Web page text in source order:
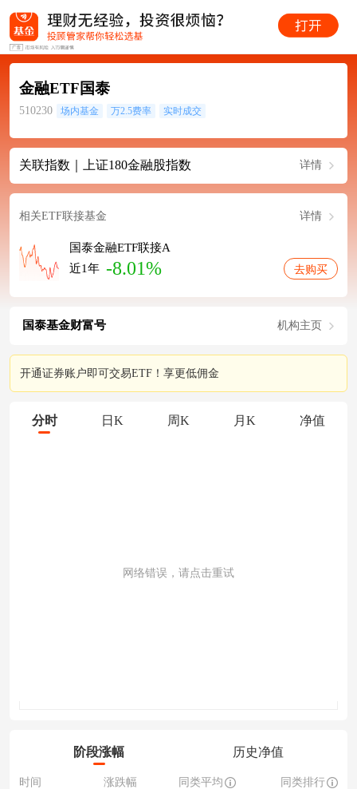
金融ETF国泰
510230 场内基金 万2.5费率 实时成交
关联指数｜上证180金融股指数 详情
相关ETF联接基金 详情
国泰金融ETF联接A
近1年 -8.01% 去购买
国泰基金财富号 机构主页
开通证券账户即可交易ETF！享更低佣金
分时 日K 周K 月K 净值
网络错误，请点击重试
阶段涨幅 历史净值
时间 涨跌幅 同类平均 同类排行